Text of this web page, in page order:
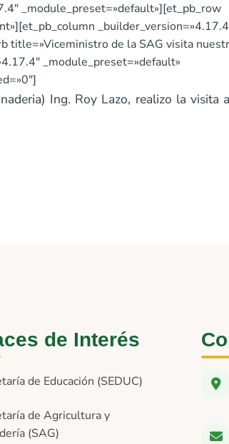
_module_preset=»default»][et_pb_row
title=»Viceministro de la SAG visita
_module_preset=»default»
Ing. Roy Lazo, realizo la visita
de Interés
de Educación (SEDUC)
de Agricultura y
(SAG)